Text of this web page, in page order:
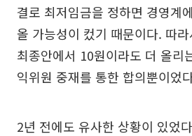
결로 최저임금을 정하면 경영계
올 가능성이 컸기 때문이다. 따
최종안에서 10원이라도 더 올리
익위원 중재를 통한 합의뿐이었
2년 전에도 유사한 상황이 있었